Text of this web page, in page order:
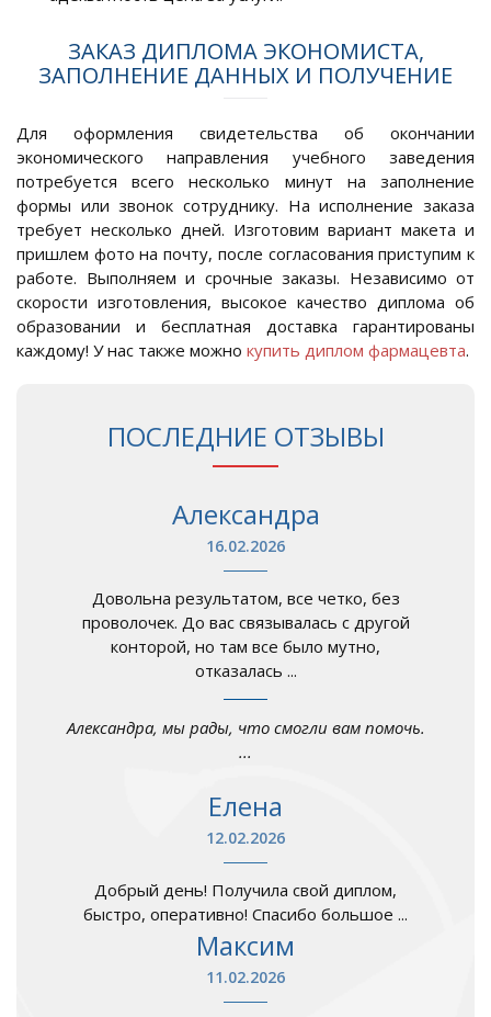
ЗАКАЗ ДИПЛОМА ЭКОНОМИСТА,
ЗАПОЛНЕНИЕ ДАННЫХ И ПОЛУЧЕНИЕ
Для оформления свидетельства об окончании
экономического направления учебного заведения
потребуется всего несколько минут на заполнение
формы или звонок сотруднику. На исполнение заказа
требует несколько дней. Изготовим вариант макета и
пришлем фото на почту, после согласования приступим к
работе. Выполняем и срочные заказы. Независимо от
скорости изготовления, высокое качество диплома об
образовании и бесплатная доставка гарантированы
каждому! У нас также можно купить диплом фармацевта.
ПОСЛЕДНИЕ ОТЗЫВЫ
Александра
16.02.2026
Довольна результатом, все четко, без
проволочек. До вас связывалась с другой
конторой, но там все было мутно,
отказалась ...
Александра, мы рады, что смогли вам помочь.
...
Елена
12.02.2026
Добрый день! Получила свой диплом,
быстро, оперативно! Спасибо большое ...
Максим
11.02.2026